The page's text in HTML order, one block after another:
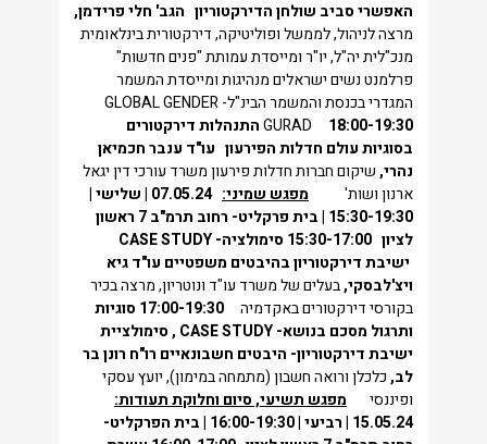
האפשרי סביב שולחן הדירקטוריון הגב' חלי פרידמן,
מרצה לניהול, לממשל ופוליטיקה, דירקטורית בינלאומית
מנכ"לית יה"ל, יו"ר ומייסדת עמותת "פנים חדשות"
פרלמנט נשים ישראלים מנהיגות ומייסדת המשמר
המגדרי בכנסת והמשמר הבינ"ל- GLOBAL GENDER
GURAD
18:00-19:30
התנהלות דירקטורים
בסוגיות עולם חדלות הפירעון עו"ד ענבר חכמיאן
נהרי,שיקום חברות חדלות פירעון משרד עורכי דין יגאל
ארנון ושות'
מפגש שמיני:
07.05.24 | שלישי |
15:30-19:30 | בית פרקליט- רחוב תרמ"ב 7 ראשון
לציון 15:30-17:00 סימולציה-CASE STUDY
ישיבת דירקטוריון בהיבטים משפטיים עו"ד גיא
ויצ'לבסקי,בעלים של משרד עו"ד ונוטריון, מרצה בכיר
בקורסי דירקטורים באקדמיה
17:00-19:30 סוגיות
ותרגול מסכם בנושא-CASE STUDY , סימולציית
ישיבת דירקטוריון- היבטים חשבונאיים רו"ח רונן בר
לב,כלכלן ורואה חשבון (מתמחה במימון), יועץ עסקי
ופיננסי
מפגש תשיעי, סיום וחלוקת תעודות:
15.05.24 | רביעי | 16:00-19:30 | בית הפרקליט-